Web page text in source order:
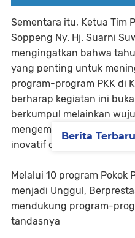
Sementara itu, Ketua Tim
Soppeng Ny. Hj. Suarni
mengingatkan bahwa
yang penting untuk
program-program PKK di
berharap kegiatan ini
berkumpul melainkan
mengembangkan
inovatif dan berkualitas
Melalui 10 program Pokok
menjadi Unggul,
mendukung program-
tandasnya
Berita Terbaru